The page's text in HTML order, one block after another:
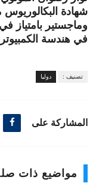
شهادة
وماجستير بامتياز
في هندسة الكمبيوتر
تصنيف : دوليا
المشاركة على
مواضيع ذات